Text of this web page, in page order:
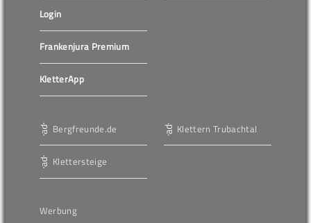
Login
Frankenjura Premium
KletterApp
Bergfreunde.de
Klettersteige
Klettern Trubachtal
Werbung